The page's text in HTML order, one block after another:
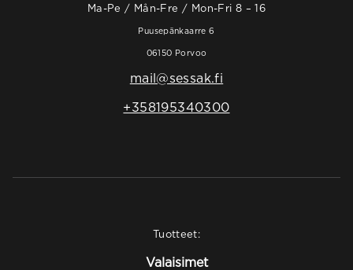
Ma-Pe / Mån-Fre / Mon-Fri 8 – 16
Puusepänkaarre 6
06150 Porvoo
mail@sessak.fi
+358195340300
Tuotteet:
Valaisimet